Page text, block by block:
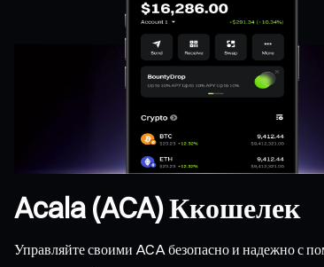
Acala (ACA) Ккошелек
Управляйте своими ACA безопасно и надежно с